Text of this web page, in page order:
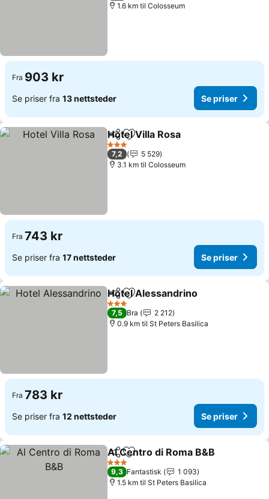
1.6 km til Colosseum
Fra 903 kr
Se priser fra 13 nettsteder Se priser
Del Legg til i favoritter
Hotel Villa Rosa
3 Stjerner
7,2
5 529
3.1 km til Colosseum
Fra 743 kr
Se priser fra 17 nettsteder Se priser
Del Legg til i favoritter
Hotel Alessandrino
3 Stjerner
7,5 Bra
2 212
0.9 km til St Peters Basilica
Fra 783 kr
Se priser fra 12 nettsteder Se priser
Del Legg til i favoritter
Al Centro di Roma B&B
3 Stjerner
9,3 Fantastisk
1 093
1.5 km til St Peters Basilica